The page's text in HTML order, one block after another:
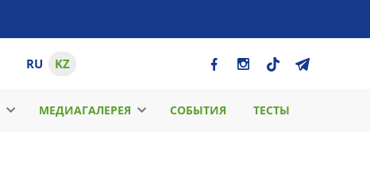
RU KZ
МЕДИАГАЛЕРЕЯ СОБЫТИЯ ТЕСТЫ